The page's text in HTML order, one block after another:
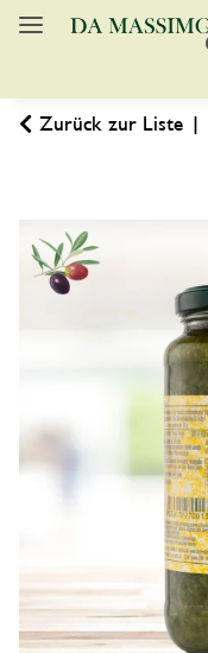
Zurück zur Liste